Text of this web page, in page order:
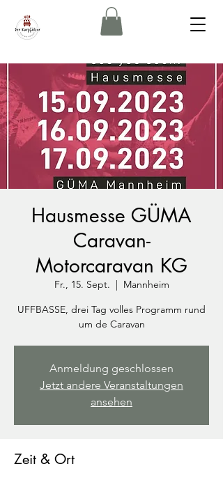
Hausmesse GÜMA
Caravan-
Motorcaravan KG
Fr., 15. Sept.
  |
Mannheim
UFFBASSE, drei Tag volles Programm rund
um de Caravan
Anmeldung geschlossen
Jetzt andere Veranstaltungen
ansehen
Zeit & Ort